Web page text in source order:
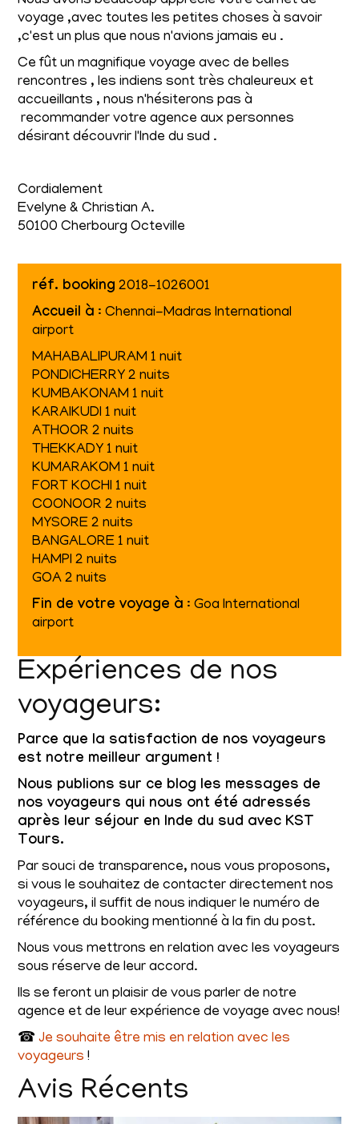
voyage ,avec toutes les petites choses à savoir
,c'est un plus que nous n'avions jamais eu .
Ce fût un magnifique voyage avec de belles
rencontres , les indiens sont très chaleureux et
accueillants , nous n'hésiterons pas à
recommander votre agence aux personnes
désirant découvrir l'Inde du sud .
Cordialement
Evelyne & Christian A.
50100 Cherbourg Octeville
réf. booking 2018-1026001
Accueil à : Chennai-Madras International
airport
MAHABALIPURAM 1 nuit
PONDICHERRY 2 nuits
KUMBAKONAM 1 nuit
KARAIKUDI 1 nuit
ATHOOR 2 nuits
THEKKADY 1 nuit
KUMARAKOM 1 nuit
FORT KOCHI 1 nuit
COONOOR 2 nuits
MYSORE 2 nuits
BANGALORE 1 nuit
HAMPI 2 nuits
GOA 2 nuits
Fin de votre voyage à : Goa International
airport
Expériences de nos
voyageurs:
Parce que la satisfaction de nos voyageurs
est notre meilleur argument !
Nous publions sur ce blog les messages de
nos voyageurs qui nous ont été adressés
après leur séjour en Inde du sud avec KST
Tours.
Par souci de transparence, nous vous proposons,
si vous le souhaitez de contacter directement nos
voyageurs, il suffit de nous indiquer le numéro de
référence du booking mentionné à la fin du post.
Nous vous mettrons en relation avec les voyageurs
sous réserve de leur accord.
Ils se feront un plaisir de vous parler de notre
agence et de leur expérience de voyage avec nous!
☎Je souhaite être mis en relation avec les
voyageurs !
Avis Récents